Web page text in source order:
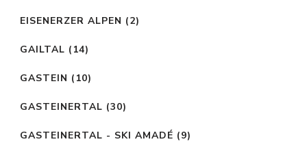
EISENERZER ALPEN (2)
GAILTAL (14)
GASTEIN (10)
GASTEINERTAL (30)
GASTEINERTAL - SKI AMADÉ (9)